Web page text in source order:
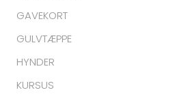
GAVEKORT
GULVTÆPPE
HYNDER
KURSUS